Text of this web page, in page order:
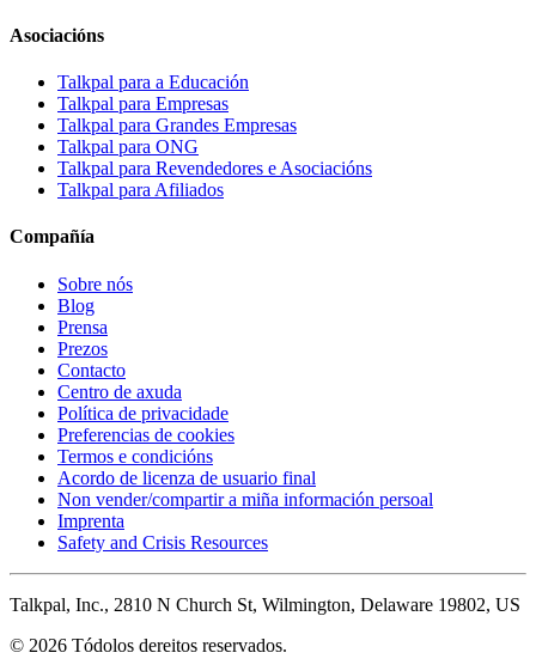
Asociacións
Talkpal para a Educación
Talkpal para Empresas
Talkpal para Grandes Empresas
Talkpal para ONG
Talkpal para Revendedores e Asociacións
Talkpal para Afiliados
Compañía
Sobre nós
Blog
Prensa
Prezos
Contacto
Centro de axuda
Política de privacidade
Preferencias de cookies
Termos e condicións
Acordo de licenza de usuario final
Non vender/compartir a miña información persoal
Imprenta
Safety and Crisis Resources
Talkpal, Inc., 2810 N Church St, Wilmington, Delaware 19802, US
© 2026 Tódolos dereitos reservados.